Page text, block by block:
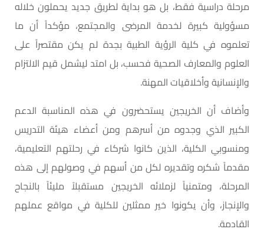
مرحلة دراسية فقط، بل هو بداية لطريق جديد يحملون خلاله
مسؤولية كبيرة لخدمة المرضى والمجتمع، مؤكداً أن ما
تعلموه في كلية الرؤية الطبية بجدة لم يكن مقتصراً على
العلوم والمعارف الصحية فحسب، بل امتد ليشمل قيم الالتزام
والإنسانية وأخلاقيات المهنة.
وأضاف أن الخريجين يستحضرون في هذه المناسبة الدعم
الكبير الذي وجدوه من أسرهم ومن أعضاء هيئة التدريس
ومنسوبي الكلية، الذين كانوا شركاء في رحلتهم التعليمية،
مقدماً شكره وتقديره لكل من أسهم في وصولهم إلى هذه
المرحلة، ومتمنياً لزملائه الخريجين مستقبلاً مليئاً بالنجاح
والإنجاز، وأن يكونوا خير ممثلين للكلية في مواقع عملهم
القادمة.